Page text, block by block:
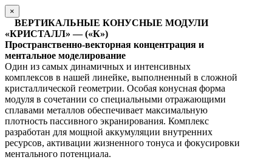
×
ВЕРТИКАЛЬНЫЕ КОНУСНЫЕ МОДУЛИ
«КРИСТАЛЛ» — («К»)
Пространственно-векторная концентрация и
ментальное моделирование
Один из самых динамичных и интенсивных
комплексов в нашей линейке, выполненный в сложной
кристаллической геометрии. Особая конусная форма
модуля в сочетании со специальными отражающими
сплавами металлов обеспечивает максимальную
плотность пассивного экранирования. Комплекс
разработан для мощной аккумуляции внутренних
ресурсов, активации жизненного тонуса и фокусировки
ментального потенциала.